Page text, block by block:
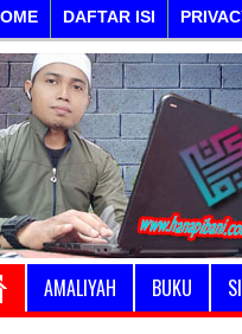
DAFTAR ISI
AMALIYAH BUKU